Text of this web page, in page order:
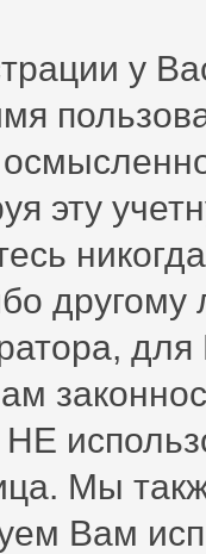
у
эту
другому
Мы
Вам